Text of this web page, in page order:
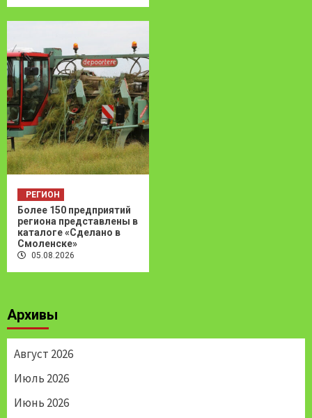
РЕГИОН
Более 150 предприятий
региона представлены в
каталоге «Сделано в
Смоленске»
05.08.2026
Архивы
Август 2026
Июль 2026
Июнь 2026